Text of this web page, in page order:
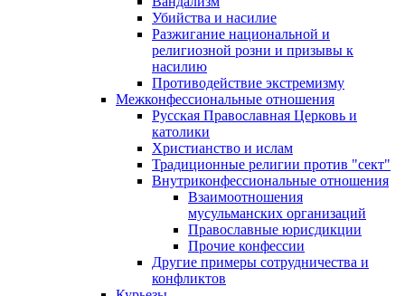
Убийства и насилие
Разжигание национальной и
религиозной розни и призывы к
насилию
Противодействие экстремизму
Межконфессиональные отношения
Русская Православная Церковь и
католики
Христианство и ислам
Традиционные религии против "сект"
Внутриконфессиональные отношения
Взаимоотношения
мусульманских организаций
Православные юрисдикции
Прочие конфессии
Другие примеры сотрудничества и
конфликтов